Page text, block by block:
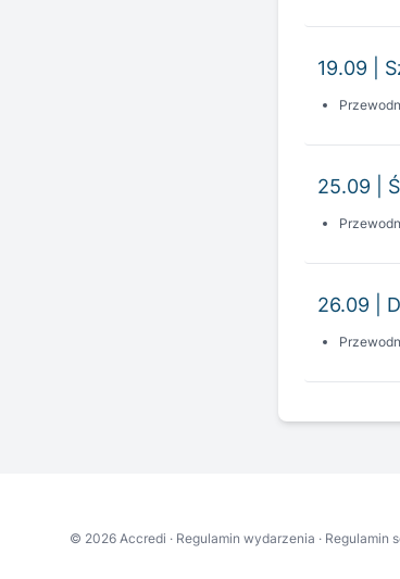
25.09 |
26.09 |
© 2026 Accredi · Regulamin wydarzenia · Regulamin